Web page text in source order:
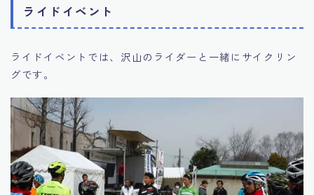
ライドイベント
ライドイベントでは、沢山のライダーと一緒にサイクリン
グです。